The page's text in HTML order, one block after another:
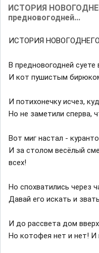
ИСТОРИЯ
предновогодней...
ИСТОРИЯ
В предновогодней
И кот пушистым
И потихонечку исчез,
Но не заметили сперва,
Вот миг настал -
И за столом весёлый
всех!
Но спохватились через
Давай его искать и
И до рассвета дом
Но котофея нет и нет! И